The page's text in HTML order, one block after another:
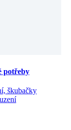
potřeby
škubačky